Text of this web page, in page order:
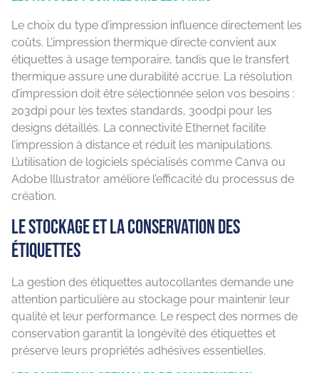
Le choix du type d’impression influence directement les
coûts. L’impression thermique directe convient aux
étiquettes à usage temporaire, tandis que le transfert
thermique assure une durabilité accrue. La résolution
d’impression doit être sélectionnée selon vos besoins :
203dpi pour les textes standards, 300dpi pour les
designs détaillés. La connectivité Ethernet facilite
l’impression à distance et réduit les manipulations.
L’utilisation de logiciels spécialisés comme Canva ou
Adobe Illustrator améliore l’efficacité du processus de
création.
Le stockage et la conservation des
étiquettes
La gestion des étiquettes autocollantes demande une
attention particulière au stockage pour maintenir leur
qualité et leur performance. Le respect des normes de
conservation garantit la longévité des étiquettes et
préserve leurs propriétés adhésives essentielles.